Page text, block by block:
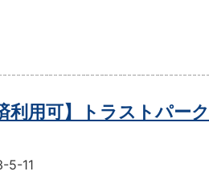
利用可】トラストパー
5-11